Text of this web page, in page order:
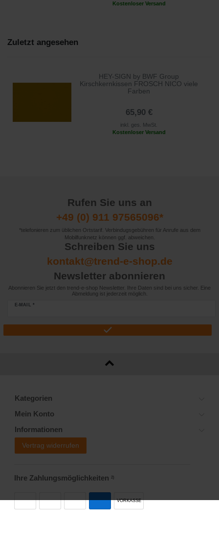
Kostenloser Versand
Zuletzt angesehen
HEY-SIGN by BWF Group
Kirschkernkissen FROSCH NICO viele
Farben
65,90 €
inkl. ges. MwSt.
Kostenloser Versand
Rufen Sie uns an
+49 (0) 911 97565096*
*telefonieren zum üblichen Ortstarif. Verbindugsgebühren für Anrufe aus dem
Mobilfunknetz können ggf. abweichen.
Schreiben Sie uns
kontakt@trend-e-shop.de
Newsletter abonnieren
Abonnieren Sie jetzt den trend-e-shop Newsletter. Ihre Daten sind bei uns sicher. Eine
Abmeldung ist jederzeit möglich.
E-MAIL *
Kategorien
Mein Konto
Informationen
Vertrag widerrufen
Ihre Zahlungsmöglichkeiten 2)
VORKASSE